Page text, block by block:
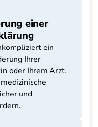
einer
ein
Ihrer
oder Ihrem Arzt.
und